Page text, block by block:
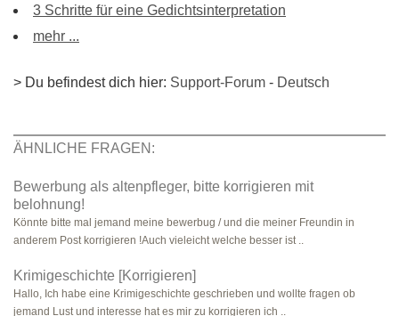
3 Schritte für eine Gedichtsinterpretation
mehr ...
> Du befindest dich hier: Support-Forum - Deutsch
ÄHNLICHE FRAGEN:
Bewerbung als altenpfleger, bitte korrigieren mit
belohnung!
Könnte bitte mal jemand meine bewerbug / und die meiner Freundin in
anderem Post korrigieren !Auch vieleicht welche besser ist ..
Krimigeschichte [Korrigieren]
Hallo, Ich habe eine Krimigeschichte geschrieben und wollte fragen ob
jemand Lust und interesse hat es mir zu korrigieren ich ..